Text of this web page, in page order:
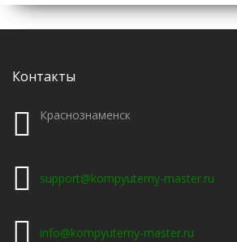
Контакты
Краснознаменск
support@kompyuterny-master.ru
info@kompyuterny-master.ru